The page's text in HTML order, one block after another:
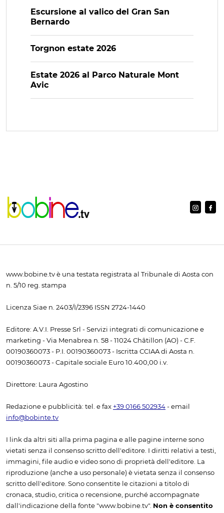
Escursione al valico del Gran San
Bernardo
Torgnon estate 2026
Estate 2026 al Parco Naturale Mont
Avic
www.bobine.tv è una testata registrata al Tribunale di Aosta con
n. 5/10 reg. stampa
Licenza Siae n. 2403/I/2396 ISSN 2724-1440
Editore: A.V.I. Presse Srl - Servizi integrati di comunicazione e
marketing - Via Menabrea n. 58 - 11024 Châtillon (AO) - C.F.
00190360073 - P.I. 00190360073 - Iscritta CCIAA di Aosta n.
00190360073 - Capitale sociale Euro 10.400,00 i.v.
Direttore: Laura Agostino
Redazione e pubblicità: tel. e fax +39 0166 502934 - email
info@bobinte.tv
I link da altri siti alla prima pagina e alle pagine interne sono
vietati senza il consenso scritto dell'editore. I diritti relativi a testi,
immagini, file audio e video sono di proprietà dell'editore. La
riproduzione (anche a uso personale) è vietata senza il consenso
scritto dell'editore. Sono consentite le citazioni a titolo di
cronaca, studio, critica o recensione, purché accompagnate
dall'indicazione della fonte "www.bobine.tv". Non è consentito